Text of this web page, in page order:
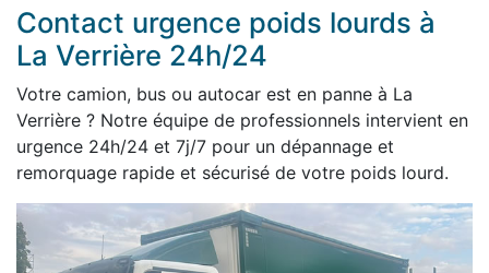
Contact urgence poids lourds à
La Verrière 24h/24
Votre camion, bus ou autocar est en panne à La
Verrière ? Notre équipe de professionnels intervient en
urgence 24h/24 et 7j/7 pour un dépannage et
remorquage rapide et sécurisé de votre poids lourd.